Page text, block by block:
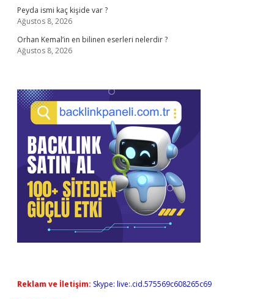
Peyda ismi kaç kişide var ?
Ağustos 8, 2026
Orhan Kemal’in en bilinen eserleri nelerdir ?
Ağustos 8, 2026
Reklam ve İletişim: Skype: live:.cid.575569c608265c69